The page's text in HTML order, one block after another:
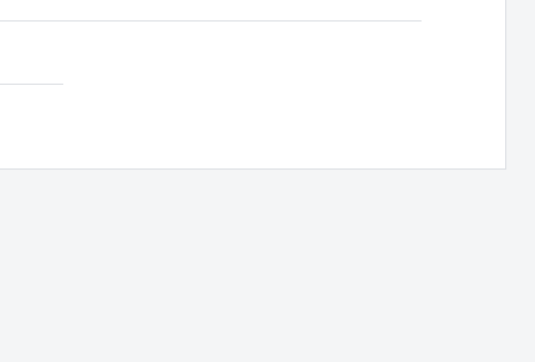
Esitteet & asennus- ja